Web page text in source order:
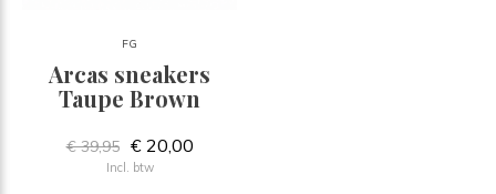
FG
Arcas sneakers
Taupe Brown
€ 39,95 € 20,00
Incl. btw